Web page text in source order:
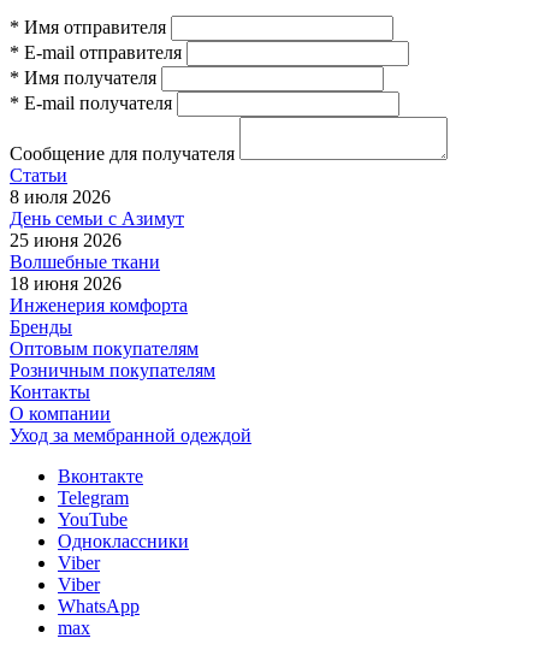
* Имя отправителя
* E-mail отправителя
* Имя получателя
* E-mail получателя
Сообщение для получателя
Статьи
8 июля 2026
День семьи с Азимут
25 июня 2026
Волшебные ткани
18 июня 2026
Инженерия комфорта
Бренды
Оптовым покупателям
Розничным покупателям
Контакты
О компании
Уход за мембранной одеждой
Вконтакте
Telegram
YouTube
Одноклассники
Viber
Viber
WhatsApp
max